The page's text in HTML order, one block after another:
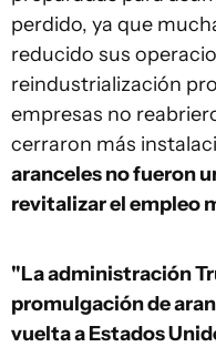
perdido, ya que
reducido sus
reindustrialización
empresas no
cerraron más
aranceles no fueron
revitalizar el empleo
"La administración
promulgación de
vuelta a Estados